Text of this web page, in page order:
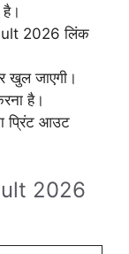
2026 लिंक
खुल जाएगी।
है।
प्रिंट आउट
2026